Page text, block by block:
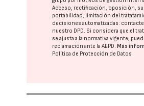
Acceso, rectificación, oposición,
portabilidad, limitación del
decisiones automatizadas:
nuestro DPD. Si considera que el
se ajusta a la normativa vigente,
reclamación ante laAEPD. Más
Política de Protección de Datos